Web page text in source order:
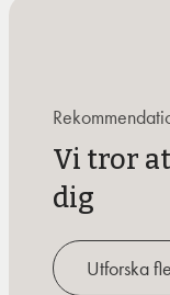
Vi tror
dig
Utforska